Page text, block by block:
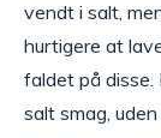
vendt i salt,
hurtigere at
faldet på disse.
salt smag,